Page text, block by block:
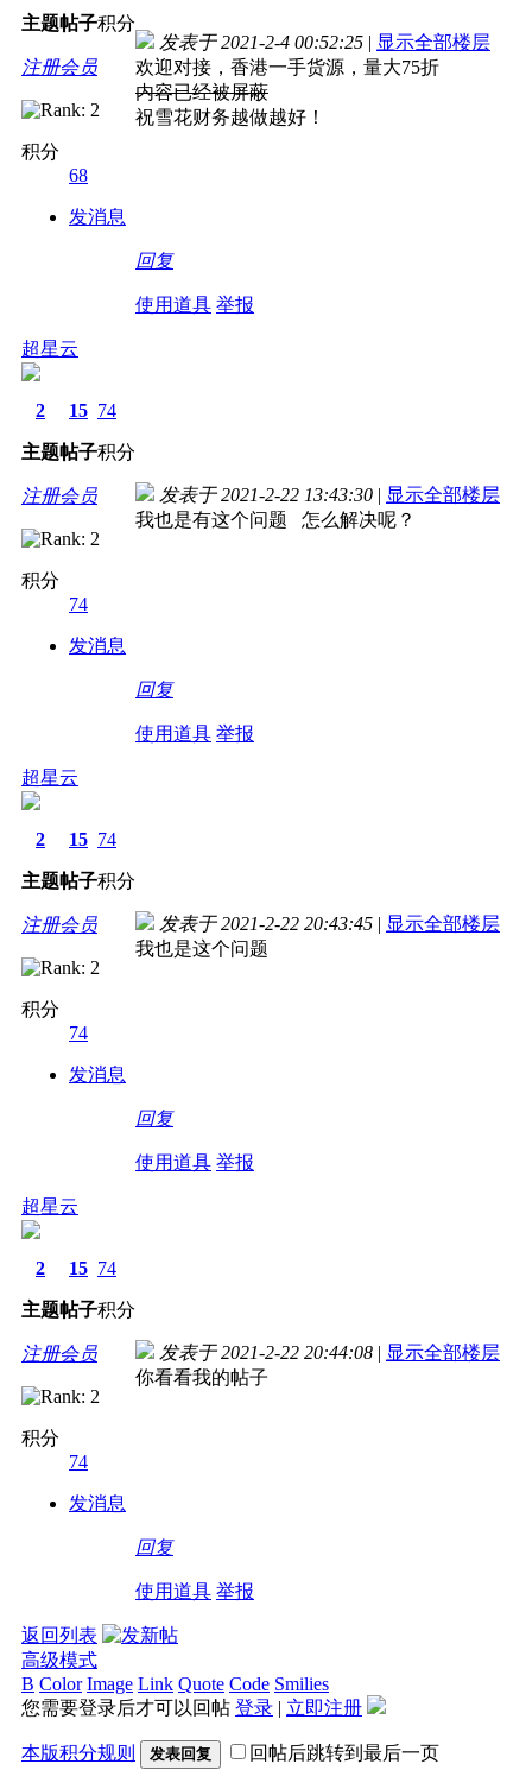
主题帖子积分
注册会员
积分
68
发消息
发表于 2021-2-4 00:52:25 | 显示全部楼层
欢迎对接，香港一手货源，量大75折
内容已经被屏蔽
祝雪花财务越做越好！
回复
使用道具 举报
超星云
2
主题
15
帖子
74
积分
注册会员
积分
74
发消息
发表于 2021-2-22 13:43:30 | 显示全部楼层
我也是有这个问题 怎么解决呢？
回复
使用道具 举报
超星云
2
主题
15
帖子
74
积分
注册会员
积分
74
发消息
发表于 2021-2-22 20:43:45 | 显示全部楼层
我也是这个问题
回复
使用道具 举报
超星云
2
主题
15
帖子
74
积分
注册会员
积分
74
发消息
发表于 2021-2-22 20:44:08 | 显示全部楼层
你看看我的帖子
回复
使用道具 举报
返回列表
高级模式
B Color Image Link Quote Code Smilies
您需要登录后才可以回帖 登录 | 立即注册
本版积分规则 发表回复 回帖后跳转到最后一页